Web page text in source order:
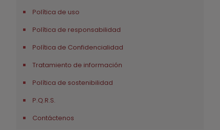
Política de uso
Política de responsabilidad
Política de Confidencialidad
Tratamiento de información
Política de sostenibilidad
P.Q.R.S.
Contáctenos